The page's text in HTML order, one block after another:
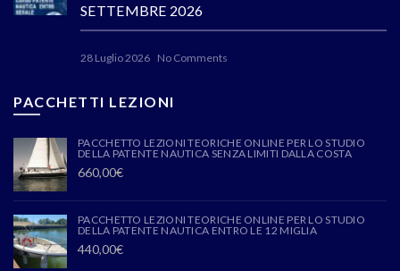
SETTEMBRE 2026
28 Luglio 2026 No Comments
PACCHETTI LEZIONI
PACCHETTO LEZIONI TEORICHE ONLINE PER LO STUDIO
DELLA PATENTE NAUTICA SENZA LIMITI DALLA COSTA
660,00€
PACCHETTO LEZIONI TEORICHE ONLINE PER LO STUDIO
DELLA PATENTE NAUTICA ENTRO LE 12 MIGLIA
440,00€